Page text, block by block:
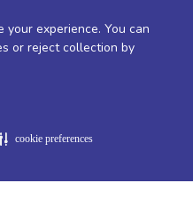
your experience. You can
or reject collection by
cookie preferences